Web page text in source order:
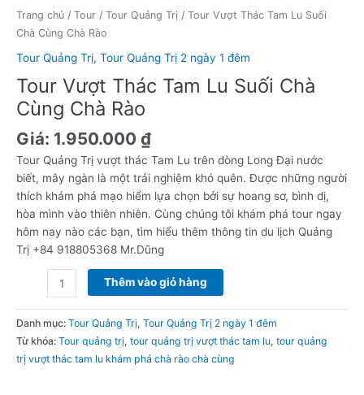
Trang chủ / Tour / Tour Quảng Trị / Tour Vượt Thác Tam Lu Suối
Chà Cùng Chà Rào
Tour Quảng Trị, Tour Quảng Trị 2 ngày 1 đêm
Tour Vượt Thác Tam Lu Suối Chà
Cùng Chà Rào
Giá: 1.950.000 ₫
Tour Quảng Trị vượt thác Tam Lu trên dòng Long Đại nước
biết, mây ngàn là một trải nghiệm khó quên. Được những người
thích khám phá mạo hiểm lựa chọn bởi sự hoang sơ, bình dị,
hòa mình vào thiên nhiên. Cùng chúng tôi khám phá tour ngay
hôm nay nào các bạn, tìm hiểu thêm thông tin du lịch Quảng
Trị +84 918805368 Mr.Dũng
Thêm vào giỏ hàng
Danh mục: Tour Quảng Trị, Tour Quảng Trị 2 ngày 1 đêm
Từ khóa: Tour quảng trị, tour quảng trị vượt thác tam lu, tour quảng
trị vượt thác tam lu khám phá chà rào chà cùng